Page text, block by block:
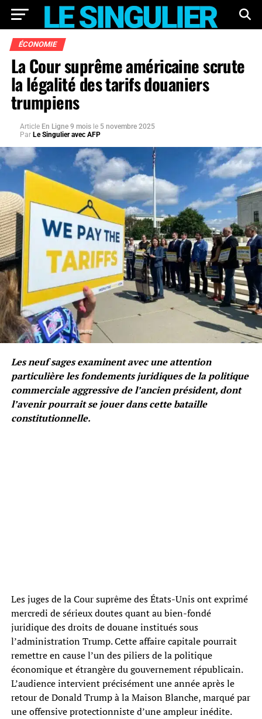
ÉCONOMIE
La Cour suprême américaine scrute
la légalité des tarifs douaniers
trumpiens
Article En Ligne 9 mois le 5 novembre 2025
Par Le Singulier avec AFP
Les neuf sages examinent avec une attention
particulière les fondements juridiques de la politique
commerciale aggressive de l’ancien président, dont
l’avenir pourrait se jouer dans cette bataille
constitutionnelle.
Les juges de la Cour suprême des États-Unis ont exprimé
mercredi de sérieux doutes quant au bien-fondé
juridique des droits de douane institués sous
l’administration Trump. Cette affaire capitale pourrait
remettre en cause l’un des piliers de la politique
économique et étrangère du gouvernement républicain.
L’audience intervient précisément une année après le
retour de Donald Trump à la Maison Blanche, marqué par
une offensive protectionniste d’une ampleur inédite.